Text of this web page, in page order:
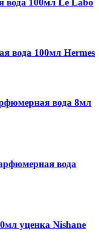
вода 100мл Le Labo
вода 100мл Hermes
вода 8мл
вода
уценка Nishane